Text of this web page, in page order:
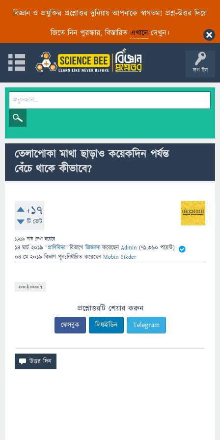
বিজ্ঞান ও প্রযুক্তির প্রশ্নোত্তর দুনিয়ায় আপনাকে স্বাগতম! প্রশ্ন-উত্তর দিয়ে
জিতে নিন পুরস্কার, বিস্তারিত এখানেদেখুন।
লগ ইন
তেলাপোকা মাথা ছাড়াও কয়েকদিন পর্যন্ত
বেঁচে থাকে কীভাবে?
+17
টি ভোট
1,219 বার দেখা হয়েছে
14 মার্চ 2019 "প্রাণিবিদ্যা" বিভাগে জিজ্ঞাসাকরেছেনAdmin (71,360 পয়েন্ট)
04 মে 2019 বিভাগ পূনঃনির্ধারিত করেছেনMobin Sikder
cockroach
প্রশ্নোত্তরটি শেয়ার করুন
ফেসবুক লিঙ্কইডিন Telegram